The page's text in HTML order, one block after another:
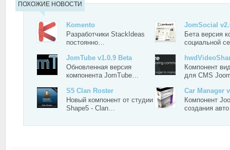
ПОХОЖИЕ НОВОСТИ
Komento
Разработчики StackIdeas
постоянно…
JomSocial
Бета версия
социальной
JomTube v1.0.9 Beta
Обновленная версия
компонента JomTube…
Компонент
для CMS
S5 Clan Roster
Новый компонент от студии
Shape5 - Clan…
Car Manager
Компонент
создания